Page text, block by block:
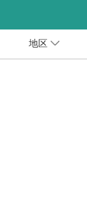
地区